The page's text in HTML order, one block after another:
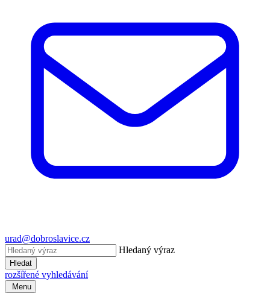
urad@dobroslavice.cz
Hledaný výraz
Hledat
rozšířené vyhledávání
Menu